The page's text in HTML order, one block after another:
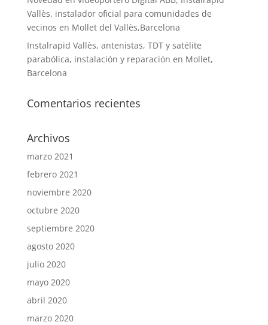
Vallès, instalador oficial para comunidades de
vecinos en Mollet del Vallès,Barcelona
Instalrapid Vallès, antenistas, TDT y satélite
parabólica, instalación y reparación en Mollet,
Barcelona
Comentarios recientes
Archivos
marzo 2021
febrero 2021
noviembre 2020
octubre 2020
septiembre 2020
agosto 2020
julio 2020
mayo 2020
abril 2020
marzo 2020